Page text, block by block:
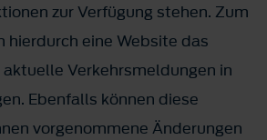
zur Verfügung stehen. Zum
hierdurch eine Website das
Verkehrsmeldungen in
Ebenfalls können diese
vorgenommene Änderungen